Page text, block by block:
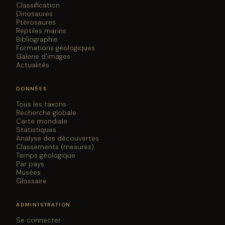
Classification
Dinosaures
Ptérosaures
Reptiles marins
Bibliographie
Formations géologiques
Galerie d'images
Actualités
DONNÉES
Tous les taxons
Recherche globale
Carte mondiale
Statistiques
Analyse des découvertes
Classements (mesures)
Temps géologique
Par pays
Musées
Glossaire
ADMINISTRATION
Se connecter